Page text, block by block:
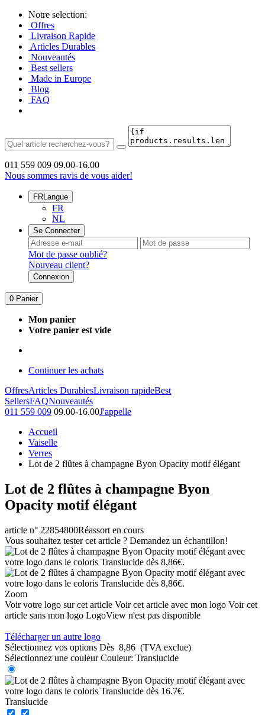
Notre selection:
Offres
Livraison Rapide
Articles Durables
Nouveautés
Best sellers
Made in Europe
Blog
FAQ
011 559 009 09.00-16.00
Nous sommes ravis de vous aider!
FRLangue
FR
NL
Se Connecter
Mot de passe oublié?
Nouveau client?
Connexion
0 Panier
Mon panier
Votre panier est vide
Continuer les achats
OffresArticles DurablesLivraison rapideBest
SellersFAQNouveautés
011 559 009 09.00-16.00J'appelle
Accueil
Vaiselle
Verres
Lot de 2 flûtes à champagne Byon Opacity motif élégant
Lot de 2 flûtes à champagne Byon
Opacity motif élégant
article n° 22854800Réassort en cours
Vous souhaitez tester cet article ? Demandez un échantillon!
Zoom
Voir votre logo sur cet article Voir cet article avec mon logo Voir cet
article sans mon logo LogoView n'est pas disponible
Télécharger un autre logo
Sélectionnez vos options Dès 8,86 (TVA exclue)
Sélectionnez une couleur Couleur: Translucide
Translucide